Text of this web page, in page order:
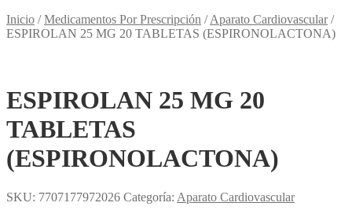
Inicio /Medicamentos Por Prescripción /Aparato Cardiovascular/
ESPIROLAN 25 MG 20 TABLETAS (ESPIRONOLACTONA)
ESPIROLAN 25 MG 20
TABLETAS
(ESPIRONOLACTONA)
SKU: 7707177972026 Categoría: Aparato Cardiovascular